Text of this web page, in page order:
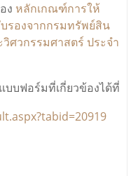
ง หลักเกณฑ์การให้
รองจากกรมทรัพย์สิน
ศวกรรมศาสตร์ ประจำ
บฟอร์มที่เกี่ยวข้องได้ที่